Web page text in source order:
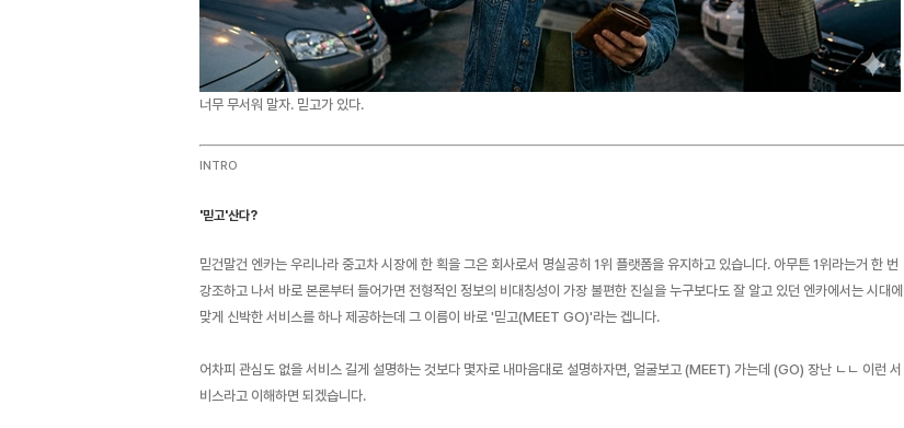
너무 무서워 말자. 믿고가 있다.
INTRO
'믿고'산다?
믿건말건 엔카는 우리나라 중고차 시장에 한 획을 그은 회사로서 명실공히 1위 플랫폼을 유지하고 있습니다. 아무튼 1위라는거 한 번
강조하고 나서 바로 본론부터 들어가면 전형적인 정보의 비대칭성이 가장 불편한 진실을 누구보다도 잘 알고 있던 엔카에서는 시대에
맞게 신박한 서비스를 하나 제공하는데 그 이름이 바로 '믿고(MEET GO)'라는 겝니다.
어차피 관심도 없을 서비스 길게 설명하는 것보다 몇자로 내마음대로 설명하자면, 얼굴보고 (MEET) 가는데 (GO) 장난 ㄴㄴ 이런 서
비스라고 이해하면 되겠습니다.